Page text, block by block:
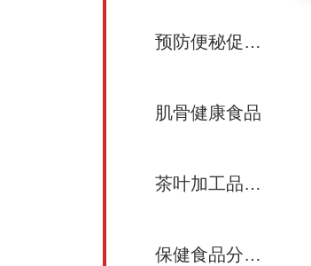
预防便秘促进肠道健康
肌骨健康食品
茶叶加工品质化学与营养健康
保健食品分析评价新方法与新技术